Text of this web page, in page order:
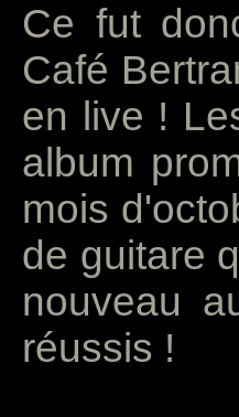
Ce fut
Café
en live !
album
mois
de guitare
nouveau
réussis !